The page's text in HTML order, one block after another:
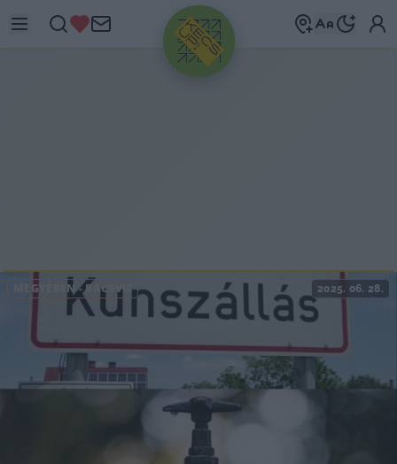
HIRDETÉS
MEGYÉBEN-BÁCSVÍZ 2025. 06. 28.